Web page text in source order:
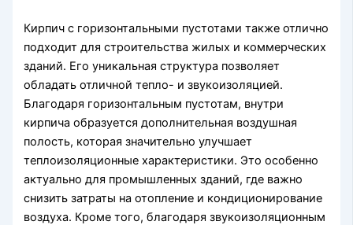
Кирпич с горизонтальными пустотами также отлично
подходит для строительства жилых и коммерческих
зданий. Его уникальная структура позволяет
обладать отличной тепло- и звукоизоляцией.
Благодаря горизонтальным пустотам, внутри
кирпича образуется дополнительная воздушная
полость, которая значительно улучшает
теплоизоляционные характеристики. Это особенно
актуально для промышленных зданий, где важно
снизить затраты на отопление и кондиционирование
воздуха. Кроме того, благодаря звукоизоляционным